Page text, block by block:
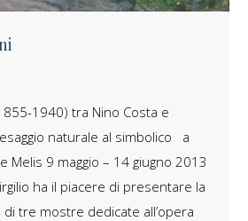
1940) tra Nino Costa e
naturale al simbolico a
Melis 9 maggio – 14 giugno 2013
ha il piacere di presentare la
tre mostre dedicate all’opera